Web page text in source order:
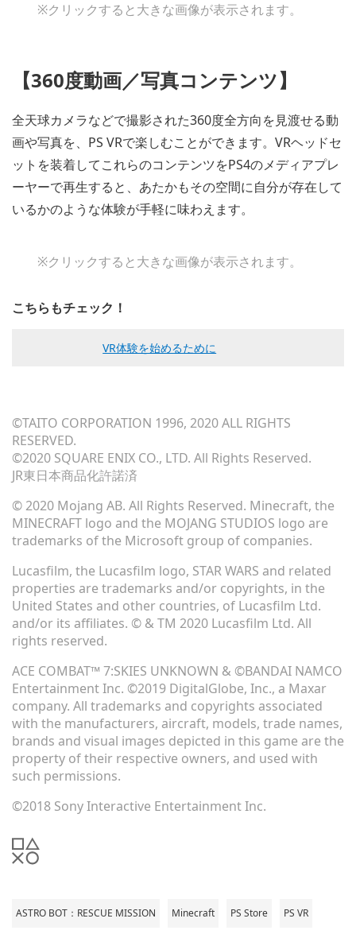
※クリックすると大きな画像が表示されます。
【360度動画／写真コンテンツ】
全天球カメラなどで撮影された360度全方向を見渡せる動
画や写真を、PS VRで楽しむことができます。VRヘッドセ
ットを装着してこれらのコンテンツをPS4のメディアプレ
ーヤーで再生すると、あたかもその空間に自分が存在して
いるかのような体験が手軽に味わえます。
※クリックすると大きな画像が表示されます。
こちらもチェック！
VR体験を始めるために
©TAITO CORPORATION 1996, 2020 ALL RIGHTS
RESERVED.
©2020 SQUARE ENIX CO., LTD. All Rights Reserved.
JR東日本商品化許諾済
© 2020 Mojang AB. All Rights Reserved. Minecraft, the
MINECRAFT logo and the MOJANG STUDIOS logo are
trademarks of the Microsoft group of companies.
Lucasfilm, the Lucasfilm logo, STAR WARS and related
properties are trademarks and/or copyrights, in the
United States and other countries, of Lucasfilm Ltd.
and/or its affiliates. © & TM 2020 Lucasfilm Ltd. All
rights reserved.
ACE COMBAT™ 7:SKIES UNKNOWN & ©BANDAI NAMCO
Entertainment Inc. ©2019 DigitalGlobe, Inc., a Maxar
company. All trademarks and copyrights associated
with the manufacturers, aircraft, models, trade names,
brands and visual images depicted in this game are the
property of their respective owners, and used with
such permissions.
©2018 Sony Interactive Entertainment Inc.
ASTRO BOT：RESCUE MISSION Minecraft PS Store PS VR